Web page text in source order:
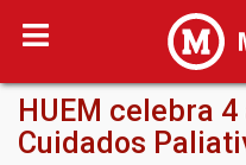
HUEM celebra
Cuidados